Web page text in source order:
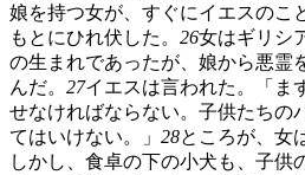
娘を持つ女が、すぐにイエスのこ
もとにひれ伏した。 26女はギリシ
の生まれであったが、娘から悪霊
んだ。 27イエスは言われた。「ま
せなければならない。子供たちの
てはいけない。」 28ところが、女
しかし、食卓の下の小犬も、子供